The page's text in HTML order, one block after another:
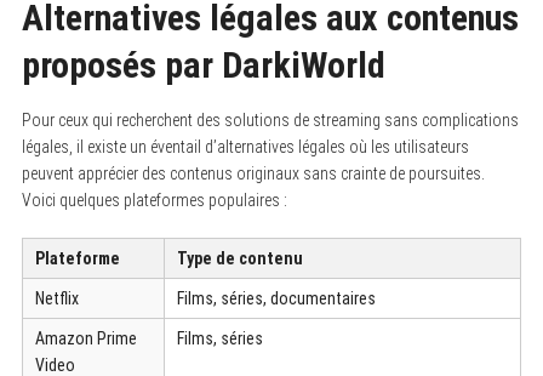
Alternatives légales aux contenus
proposés par DarkiWorld
Pour ceux qui recherchent des solutions de streaming sans complications
légales, il existe un éventail d’alternatives légales où les utilisateurs
peuvent apprécier des contenus originaux sans crainte de poursuites.
Voici quelques plateformes populaires :
Plateforme Type de contenu
Netflix Films, séries, documentaires
Amazon Prime
Video
Films, séries